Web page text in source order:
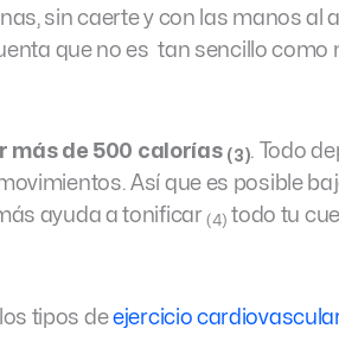
sin caerte y con las manos al
que no es tan sencillo como
más de 500 calorías (3). Todo
Así que es posible
ayuda a tonificar(4) todo tu
tipos deejercicio